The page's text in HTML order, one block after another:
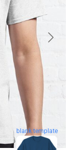
blank template